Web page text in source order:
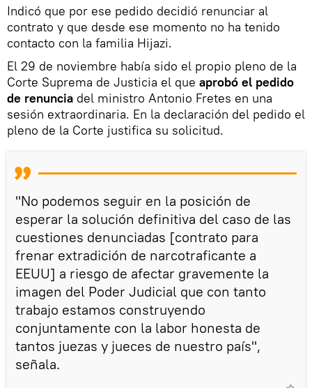
Indicó que por ese pedido decidió renunciar al
contrato y que desde ese momento no ha tenido
contacto con la familia Hijazi.
El 29 de noviembre había sido el propio pleno de la
Corte Suprema de Justicia el que aprobó el pedido
de renuncia del ministro Antonio Fretes en una
sesión extraordinaria. En la declaración del pedido el
pleno de la Corte justifica su solicitud.
"No podemos seguir en la posición de
esperar la solución definitiva del caso de las
cuestiones denunciadas [contrato para
frenar extradición de narcotraficante a
EEUU] a riesgo de afectar gravemente la
imagen del Poder Judicial que con tanto
trabajo estamos construyendo
conjuntamente con la labor honesta de
tantos juezas y jueces de nuestro país",
señala.